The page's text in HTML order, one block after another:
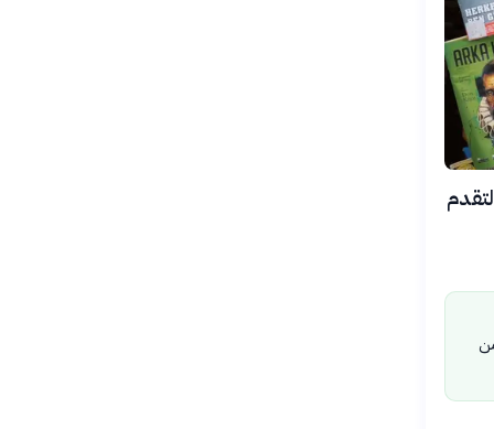
عن فتح باب التقدم